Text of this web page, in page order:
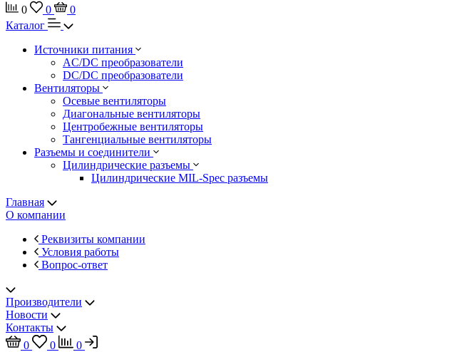
0 0
0
Каталог
Источники питания
AC/DC преобразователи
DC/DC преобразователи
Вентиляторы
Осевые вентиляторы
Диагональные вентиляторы
Центробежные вентиляторы
Тангенциальные вентиляторы
Разъемы и соединители
Цилиндрические разъемы
Цилиндрические MIL-Spec разъемы
Главная
О компании
Реквизиты компании
Условия работы
Вопрос-ответ
Производители
Новости
Контакты
0
0
0